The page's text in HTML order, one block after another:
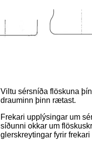
Viltu sérsníða flöskuna
drauminn þinn rætast.
Frekari upplýsingar um
síðunni okkar um
glerskreytingar fyrir